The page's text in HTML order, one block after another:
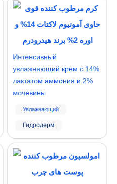
Гидродерм
Интенсивный
увлажняющий крем с 14%
лактатом аммония и 2%
мочевины
Увлажняющий